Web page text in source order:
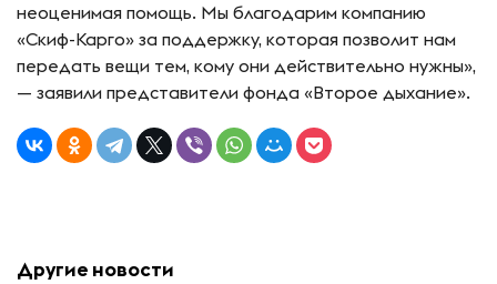
неоценимая помощь. Мы благодарим компанию
«Скиф-Карго» за поддержку, которая позволит нам
передать вещи тем, кому они действительно нужны»,
— заявили представители фонда «Второе дыхание».
Другие новости